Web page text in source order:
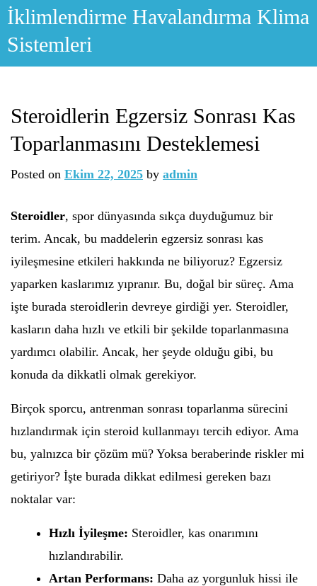
Skip
content
İklimlendirme Havalandırma Klima
Sistemleri
Steroidlerin Egzersiz Sonrası Kas
Toparlanmasını Desteklemesi
Posted on Ekim 22, 2025 by admin
Steroidler, spor dünyasında sıkça duyduğumuz bir
terim. Ancak, bu maddelerin egzersiz sonrası kas
iyileşmesine etkileri hakkında ne biliyoruz? Egzersiz
yaparken kaslarımız yıpranır. Bu, doğal bir süreç. Ama
işte burada steroidlerin devreye girdiği yer. Steroidler,
kasların daha hızlı ve etkili bir şekilde toparlanmasına
yardımcı olabilir. Ancak, her şeyde olduğu gibi, bu
konuda da dikkatli olmak gerekiyor.
Birçok sporcu, antrenman sonrası toparlanma sürecini
hızlandırmak için steroid kullanmayı tercih ediyor. Ama
bu, yalnızca bir çözüm mü? Yoksa beraberinde riskler mi
getiriyor? İşte burada dikkat edilmesi gereken bazı
noktalar var:
Hızlı İyileşme: Steroidler, kas onarımını
hızlandırabilir.
Artan Performans: Daha az yorgunluk hissi ile